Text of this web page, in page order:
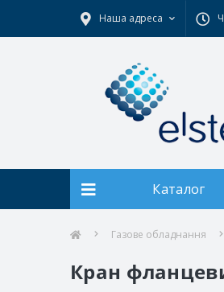
Наша адреса
Каталог
Газове обладнання
Кран